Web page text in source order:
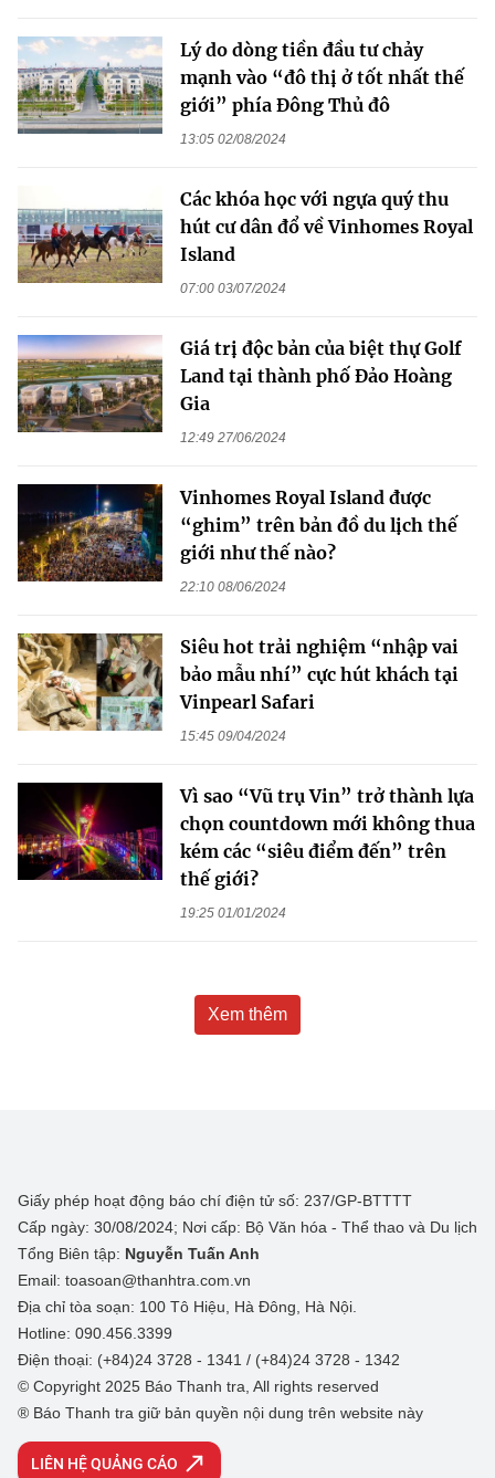
Lý do dòng tiền đầu tư chảy
mạnh vào “đô thị ở tốt nhất thế
giới” phía Đông Thủ đô
13:05 02/08/2024
Các khóa học với ngựa quý thu
hút cư dân đổ về Vinhomes Royal
Island
07:00 03/07/2024
Giá trị độc bản của biệt thự Golf
Land tại thành phố Đảo Hoàng
Gia
12:49 27/06/2024
Vinhomes Royal Island được
“ghim” trên bản đồ du lịch thế
giới như thế nào?
22:10 08/06/2024
Siêu hot trải nghiệm “nhập vai
bảo mẫu nhí” cực hút khách tại
Vinpearl Safari
15:45 09/04/2024
Vì sao “Vũ trụ Vin” trở thành lựa
chọn countdown mới không thua
kém các “siêu điểm đến” trên
thế giới?
19:25 01/01/2024
Xem thêm
Giấy phép hoạt động báo chí điện tử số: 237/GP-BTTTT
Cấp ngày: 30/08/2024; Nơi cấp: Bộ Văn hóa - Thể thao và Du lịch
Tổng Biên tập: Nguyễn Tuấn Anh
Email: toasoan@thanhtra.com.vn
Địa chỉ tòa soạn: 100 Tô Hiệu, Hà Đông, Hà Nội.
Hotline: 090.456.3399
Điện thoại: (+84)24 3728 - 1341 / (+84)24 3728 - 1342
© Copyright 2025 Báo Thanh tra, All rights reserved
® Báo Thanh tra giữ bản quyền nội dung trên website này
LIÊN HỆ QUẢNG CÁO